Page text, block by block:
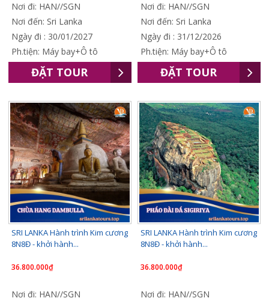
Nơi đi: HAN//SGN
Nơi đến: Sri Lanka
Ngày đi : 30/01/2027
Ph.tiện: Máy bay+Ô tô
ĐẶT TOUR
Nơi đi: HAN//SGN
Nơi đến: Sri Lanka
Ngày đi : 31/12/2026
Ph.tiện: Máy bay+Ô tô
ĐẶT TOUR
SRI LANKA Hành trình Kim cương
8N8Đ - khởi hành...
36.800.000₫
Nơi đi: HAN//SGN
SRI LANKA Hành trình Kim cương
8N8Đ - khởi hành...
36.800.000₫
Nơi đi: HAN//SGN